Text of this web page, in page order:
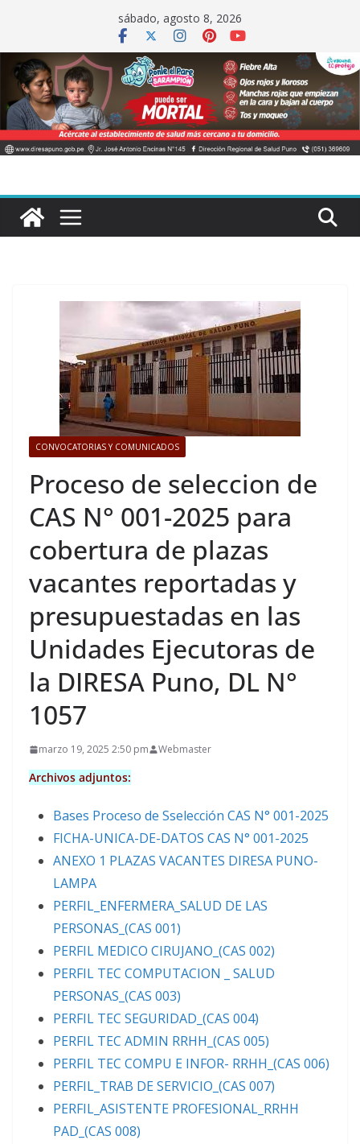
contenido
sábado, agosto 8, 2026
CONVOCATORIAS Y COMUNICADOS
Proceso de seleccion de
CAS N° 001-2025 para
cobertura de plazas
vacantes reportadas y
presupuestadas en las
Unidades Ejecutoras de
la DIRESA Puno, DL N°
1057
marzo 19, 2025 2:50 pm Webmaster
Archivos adjuntos:
Bases Proceso de Sselección CAS N° 001-2025
FICHA-UNICA-DE-DATOS CAS N° 001-2025
ANEXO 1 PLAZAS VACANTES DIRESA PUNO-
LAMPA
PERFIL_ENFERMERA_SALUD DE LAS
PERSONAS_(CAS 001)
PERFIL MEDICO CIRUJANO_(CAS 002)
PERFIL TEC COMPUTACION _ SALUD
PERSONAS_(CAS 003)
PERFIL TEC SEGURIDAD_(CAS 004)
PERFIL TEC ADMIN RRHH_(CAS 005)
PERFIL TEC COMPU E INFOR- RRHH_(CAS 006)
PERFIL_TRAB DE SERVICIO_(CAS 007)
PERFIL_ASISTENTE PROFESIONAL_RRHH
PAD_(CAS 008)